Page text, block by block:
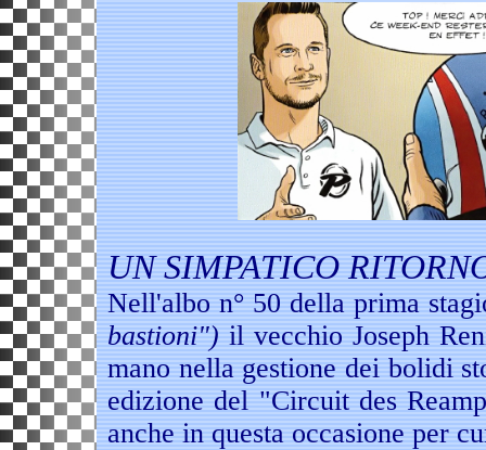
UN SIMPATICO
Nell'albo n° 50 della prima
bastioni") il vecchio Joseph
mano nella gestione dei bolidi
edizione del "Circuit des
anche in questa occasione per